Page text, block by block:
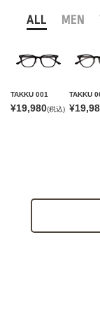
ALL MEN
TAKKU 001
¥19,980(税込)
TAKKU